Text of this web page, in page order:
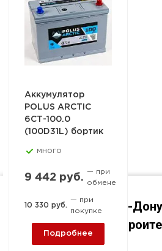
Аккумулятор
POLUS ARCTIC
6СТ-100.0
(100D31L) бортик
много
9 442 руб.
— при
обмене
10 330 руб.
— при
покупке
Подробнее
Ростов-на-
А